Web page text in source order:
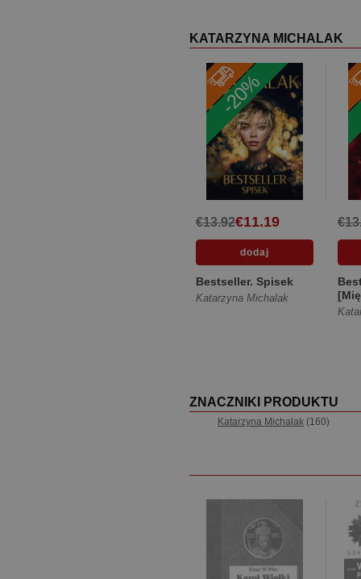
KATARZYNA MICHALAK
-20%
€11.19
€13.92
Bestseller. Spisek
Katarzyna Michalak
ZNACZNIKI PRODUKTU
Katarzyna Michalak (160)